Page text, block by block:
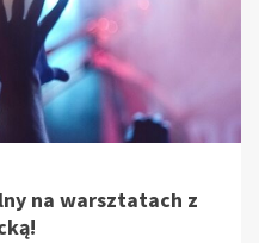
na warsztatach z